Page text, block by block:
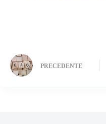
PRECEDENTE